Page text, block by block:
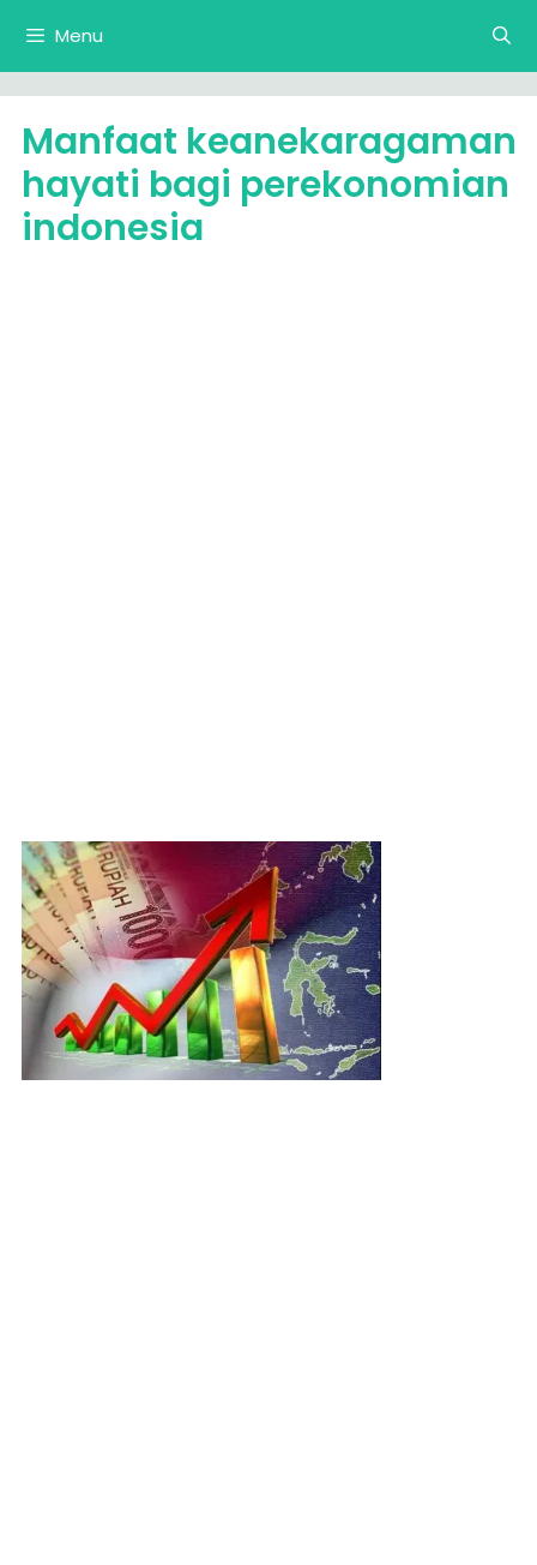
isi
Menu
Manfaat keanekaragaman
hayati bagi perekonomian
indonesia